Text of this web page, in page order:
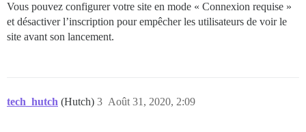
Vous pouvez configurer votre site en mode « Connexion requise »
et désactiver l’inscription pour empêcher les utilisateurs de voir le
site avant son lancement.
tech_hutch (Hutch) Août 31, 2020, 2:09
3